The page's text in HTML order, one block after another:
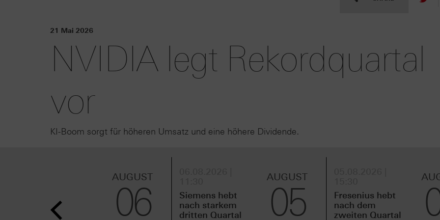
21 Mai 2026
NVIDIA legt Rekordquartal
vor
KI-Boom sorgt für höheren Umsatz und eine höhere Dividende.
AUGUST
06
Siemens hebt
nach starkem
dritten Quartal
AUGUST
05
Fresenius hebt
nach dem
zweiten Quartal